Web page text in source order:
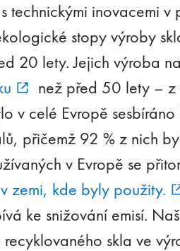
technickými inovacemi
stopy výroby
20 lety. Jejich výroba
než před 50 lety – z
v celé Evropě
přičemž 92 % z nich
v Evropě se
v zemi, kde byly použity.
ke snižování emisí.
skla ve